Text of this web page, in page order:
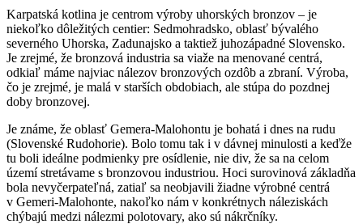
Karpatská kotlina je centrom výroby uhorských bronzov – je
niekoľko dôležitých centier: Sedmohradsko, oblasť bývalého
severného Uhorska, Zadunajsko a taktiež juhozápadné Slovensko.
Je zrejmé, že bronzová industria sa viaže na menované centrá,
odkiaľ máme najviac nálezov bronzových ozdôb a zbraní. Výroba,
čo je zrejmé, je malá v starších obdobiach, ale stúpa do pozdnej
doby bronzovej.
Je známe, že oblasť Gemera-Malohontu je bohatá i dnes na rudu
(Slovenské Rudohorie). Bolo tomu tak i v dávnej minulosti a keďže
tu boli ideálne podmienky pre osídlenie, nie div, že sa na celom
území stretávame s bronzovou industriou. Hoci surovinová základňa
bola nevyčerpateľná, zatiaľ sa neobjavili žiadne výrobné centrá
v Gemeri-Malohonte, nakoľko nám v konkrétnych náleziskách
chýbajú medzi nálezmi polotovary, ako sú nákrčníky.